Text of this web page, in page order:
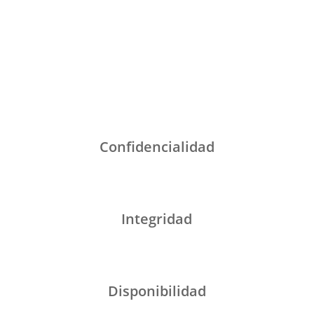
Confidencialidad
Integridad
Disponibilidad